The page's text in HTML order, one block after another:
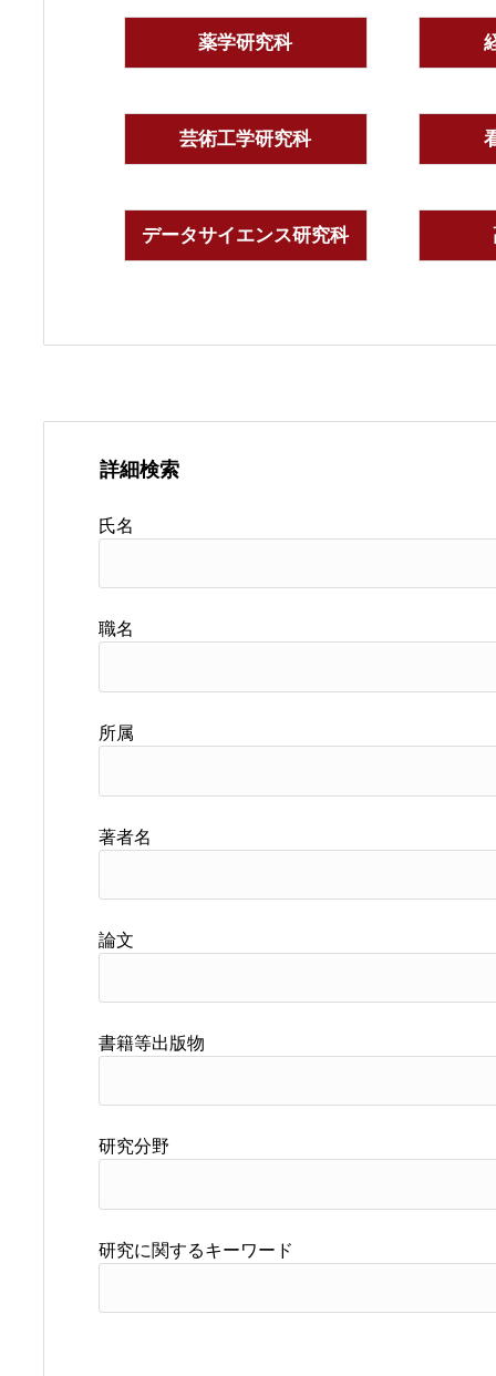
薬学研究科
芸術工学研究科
データサイエンス研究科
詳細検索
氏名
職名
所属
著者名
論文
書籍等出版物
研究分野
研究に関するキーワード